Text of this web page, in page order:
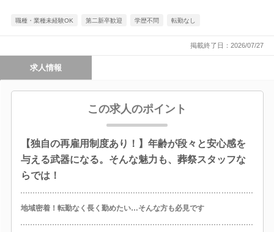
職種・業種未経験OK 第二新卒歓迎 学歴不問 転勤なし
掲載終了日：2026/07/27
求人情報
この求人のポイント
【独自の再雇用制度あり！】年齢が段々と安心感を
与える武器になる。そんな魅力も、葬祭スタッフな
らでは！
地域密着！転勤なく長く勤めたい…そんな方も必見です